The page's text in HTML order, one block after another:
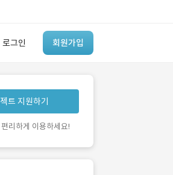
로그인 회원가입
AI
만들어본
있어?
트 지원하기
리하게 이용하세요!